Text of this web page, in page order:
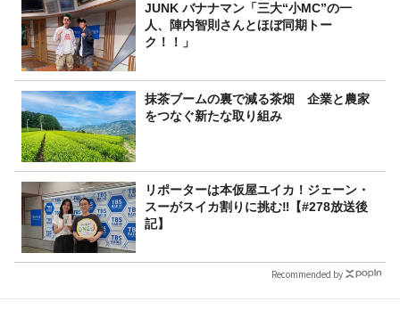
JUNK バナナマン「三大“小MC”の一
人、陣内智則さんとほぼ同期トー
ク！！」
抹茶ブームの裏で減る茶畑 企業と農家
をつなぐ新たな取り組み
リポーターは本仮屋ユイカ！ジェーン・
スーがスイカ割りに挑む‼【#278放送後
記】
Recommended by